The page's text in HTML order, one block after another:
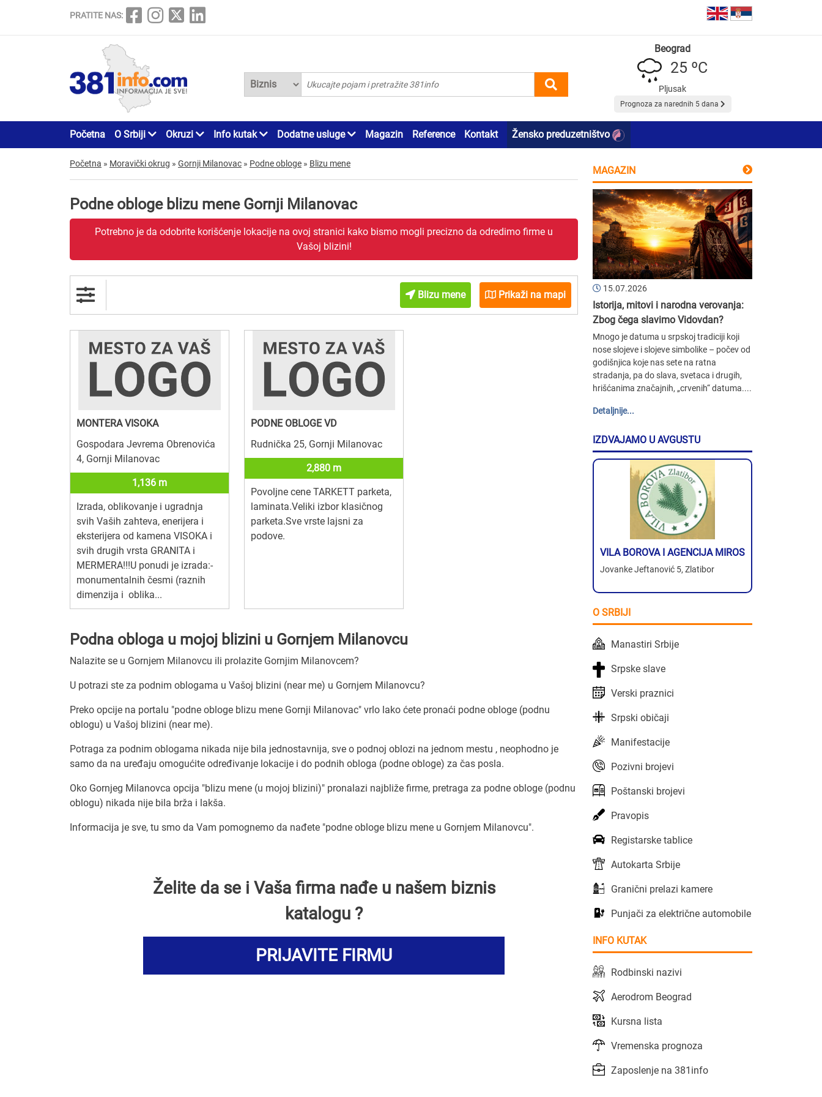
PRATITE NAS:
Beograd
25 ºC
Pljusak
Prognoza za narednih 5 dana
Početna O Srbiji Okruzi Info kutak Dodatne usluge Magazin Reference Kontakt Žensko preduzetništvo
Početna » Moravički okrug » Gornji Milanovac » Podne obloge » Blizu mene
Podne obloge blizu mene Gornji Milanovac
Potrebno je da odobrite korišćenje lokacije na ovoj stranici kako bismo mogli precizno da odredimo firme u
Vašoj blizini!
Blizu mene Prikaži na mapi
MONTERA VISOKA
Gospodara Jevrema Obrenovića
4, Gornji Milanovac
1,136 m
Izrada, oblikovanje i ugradnja
svih Vaših zahteva, enerijera i
eksterijera od kamena VISOKA i
svih drugih vrsta GRANITA i
MERMERA!!!U ponudi je izrada:-
monumentalnih česmi (raznih
dimenzija i oblika...
PODNE OBLOGE VD
Rudnička 25, Gornji Milanovac
2,880 m
Povoljne cene TARKETT parketa,
laminata.Veliki izbor klasičnog
parketa.Sve vrste lajsni za
podove.
Podna obloga u mojoj blizini u Gornjem Milanovcu
Nalazite se u Gornjem Milanovcu ili prolazite Gornjim Milanovcem?
U potrazi ste za podnim oblogama u Vašoj blizini (near me) u Gornjem Milanovcu?
Preko opcije na portalu "podne obloge blizu mene Gornji Milanovac" vrlo lako ćete pronaći podne obloge (podnu
oblogu) u Vašoj blizini (near me).
Potraga za podnim oblogama nikada nije bila jednostavnija, sve o podnoj oblozi na jednom mestu , neophodno je
samo da na uređaju omogućite određivanje lokacije i do podnih obloga (podne obloge) za čas posla.
Oko Gornjeg Milanovca opcija "blizu mene (u mojoj blizini)" pronalazi najbliže firme, pretraga za podne obloge (podnu
oblogu) nikada nije bila brža i lakša.
Informacija je sve, tu smo da Vam pomognemo da nađete "podne obloge blizu mene u Gornjem Milanovcu".
Želite da se i Vaša firma nađe u našem biznis
katalogu ?
PRIJAVITE FIRMU
MAGAZIN
15.07.2026
Istorija, mitovi i narodna verovanja:
Zbog čega slavimo Vidovdan?
Mnogo je datuma u srpskoj tradiciji koji
nose slojeve i slojeve simbolike – počev od
godišnjica koje nas sete na ratna
stradanja, pa do slava, svetaca i drugih,
hrišćanima značajnih, „crvenih“ datuma....
Detaljnije...
IZDVAJAMO U AVGUSTU
VILA BOROVA I AGENCIJA MIROS
Jovanke Jeftanović 5, Zlatibor
O SRBIJI
Manastiri Srbije
Srpske slave
Verski praznici
Srpski običaji
Manifestacije
Pozivni brojevi
Poštanski brojevi
Pravopis
Registarske tablice
Autokarta Srbije
Granični prelazi kamere
Punjači za električne automobile
INFO KUTAK
Rodbinski nazivi
Aerodrom Beograd
Kursna lista
Vremenska prognoza
Zaposlenje na 381info